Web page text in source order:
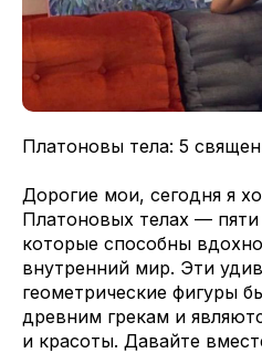
Платоновы тела: 5
Дорогие мои, сегодня я
Платоновых телах —
которые способны
внутренний мир. Эти
геометрические фигуры
древним грекам и
и красоты. Давайте